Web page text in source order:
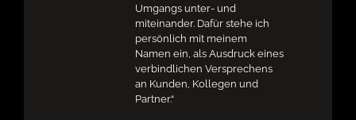
Umgangs unter- und
miteinander. Dafür stehe ich
persönlich mit meinem
Namen ein, als Ausdruck eines
verbindlichen Versprechens
an Kunden, Kollegen und
Partner.“